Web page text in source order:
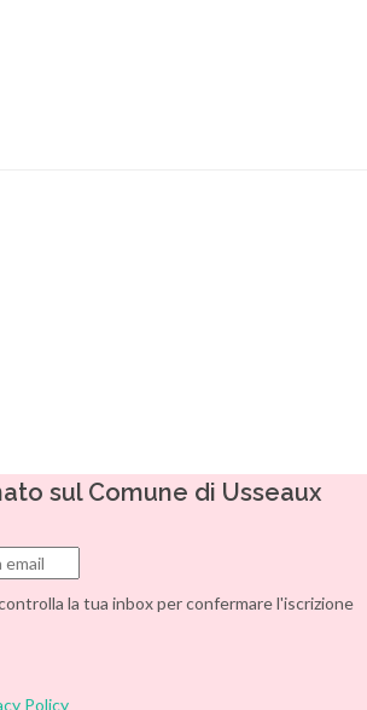
sul Comune di Usseaux
la tua inbox per confermare l'iscrizione
Policy